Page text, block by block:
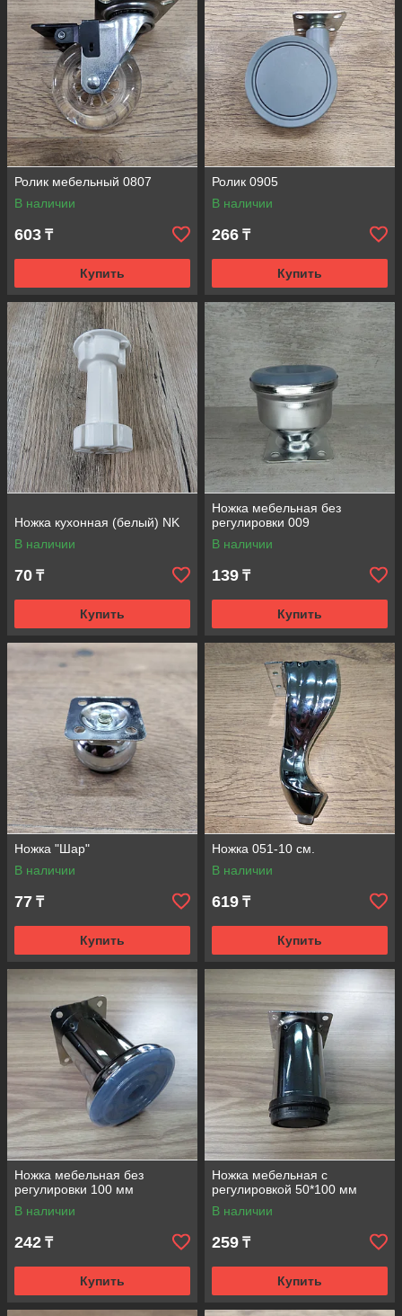
Ролик мебельный 0807
В наличии
603 ₸
Купить
Ролик 0905
В наличии
266 ₸
Купить
Ножка кухонная (белый) NK
В наличии
70 ₸
Купить
Ножка мебельная без
регулировки 009
В наличии
139 ₸
Купить
Ножка "Шар"
В наличии
77 ₸
Купить
Ножка 051-10 см.
В наличии
619 ₸
Купить
Ножка мебельная без
регулировки 100 мм
В наличии
242 ₸
Купить
Ножка мебельная с
регулировкой 50*100 мм
В наличии
259 ₸
Купить